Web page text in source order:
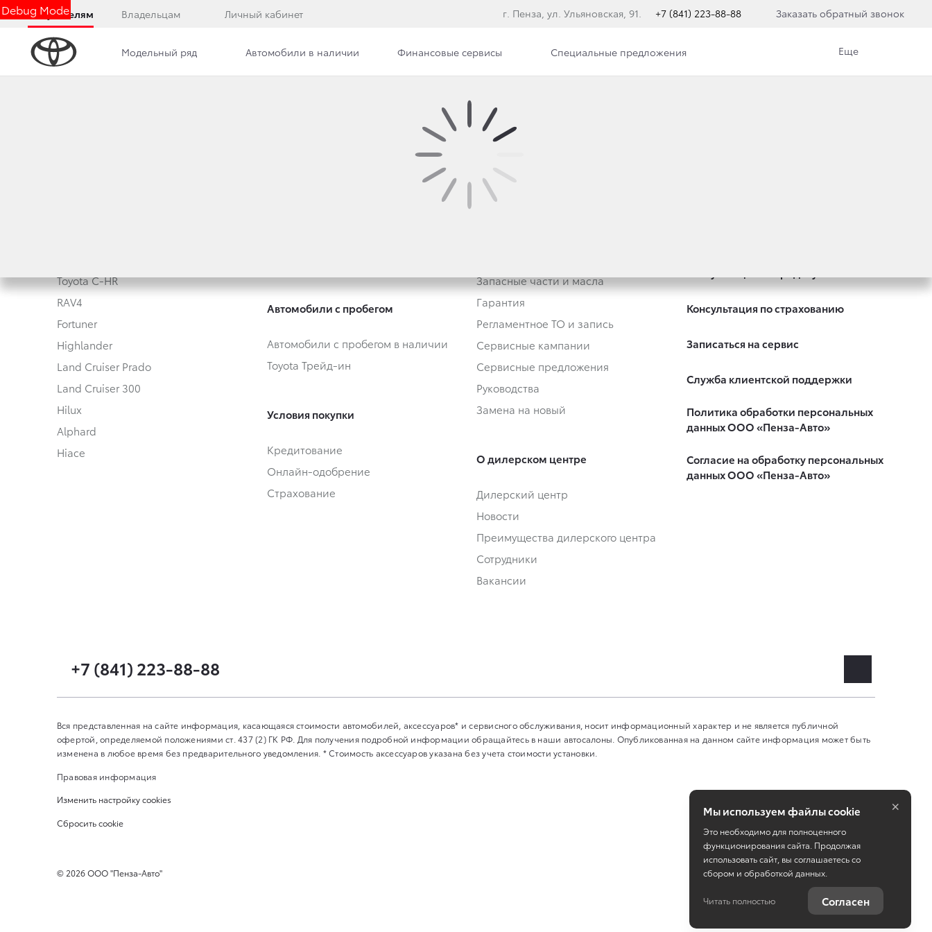
Debug Mode
Покупателям Владельцам Личный кабинет г. Пенза, ул. Ульяновская, 91. +7 (841) 223-88-88 Заказать обратный звонок
Модельный ряд Автомобили в наличии Финансовые сервисы Специальные предложения Еще
Toyota C-HR
RAV4
Fortuner
Highlander
Land Cruiser Prado
Land Cruiser 300
Hilux
Alphard
Hiace
Автомобили с пробегом
Автомобили с пробегом в наличии
Toyota Трейд-ин
Условия покупки
Кредитование
Онлайн-одобрение
Страхование
Владельцам
Запасные части и масла
Гарантия
Регламентное ТО и запись
Сервисные кампании
Сервисные предложения
Руководства
Замена на новый
О дилерском центре
Дилерский центр
Новости
Преимущества дилерского центра
Сотрудники
Вакансии
Консультация по страхованию
Записаться на сервис
Служба клиентской поддержки
Политика обработки персональных
данных ООО «Пенза-Авто»
Согласие на обработку персональных
данных ООО «Пенза-Авто»
+7 (841) 223-88-88
Вся представленная на сайте информация, касающаяся стоимости автомобилей, аксессуаров* и сервисного обслуживания, носит информационный характер и не является публичной
офертой, определяемой положениями ст. 437 (2) ГК РФ. Для получения подробной информации обращайтесь в наши автосалоны. Опубликованная на данном сайте информация может быть
изменена в любое время без предварительного уведомления. * Стоимость аксессуаров указана без учета стоимости установки.
Правовая информация
Изменить настройку cookies
Сбросить cookie
©2026ООО "Пенза-Авто" Работает на технологияхTradeDealer
Мы используем файлы cookie
Это необходимо для полноценного
функционирования сайта. Продолжая
использовать сайт, вы соглашаетесь со
сбором и обработкой данных.
Читать полностью Согласен
×